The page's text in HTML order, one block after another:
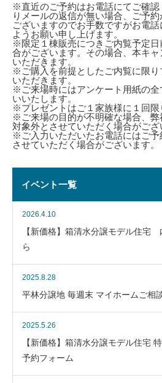
※直近のご予約はお電話にてご確認
りメールの返信が無い場合、ご予
ございますのでお手数ですがお電
ようお願い申し上げます。
※限定１棟販売につきご内覧予定
合がございます。その場合、本キ
いただきます。
※ご購入を前提としたご内覧に限り
いただきます。
※ご来場時にはアンケート用紙の
いいたします。
※プレゼントはご１家族様に１回限
※ご来場の目的が不明確な場合、
対象外とさせていただく場合がござ
※ご入力いただいたお電話にはご
させていただく場合がございます。
イベント一覧
2026.4.10
【新価格】箱清水分譲モデル住宅
ら
2025.8.28
平林分譲地 毎週末 マイホームご相
2025.5.26
【新価格】箱清水分譲モデル住宅
予約フォーム